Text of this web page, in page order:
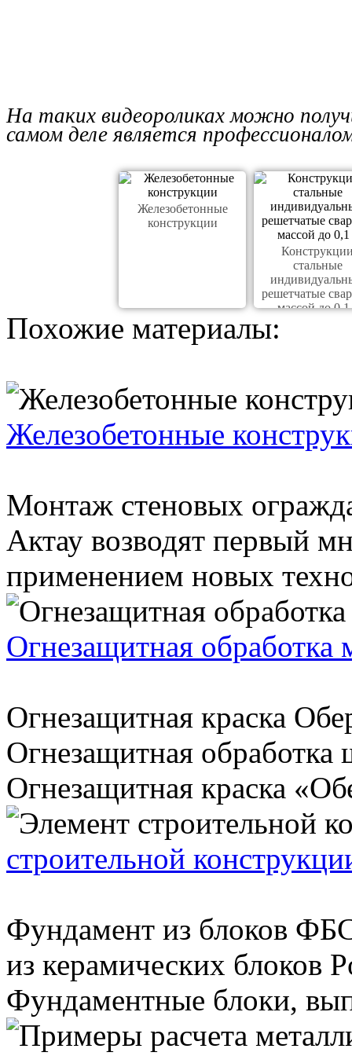
На таких видеороликах можно
самом деле является
Железобетонные
конструкции
стальные
решетчатые
массой до 0,1
Похожие материалы:
Железобетонные
Монтаж стеновых
Актау возводят первый
применением новых
Огнезащитная обработка
Огнезащитная краска
Огнезащитная обработка
Огнезащитная краска
строительной
Фундамент из блоков
из керамических блоков
Фундаментные блоки,